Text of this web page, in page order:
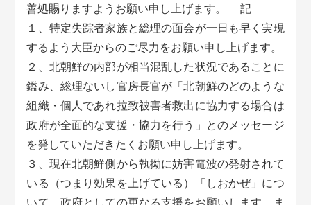
善処賜りますようお願い申し上げます。 記
１、特定失踪者家族と総理の面会が一日も早く実現
するよう大臣からのご尽力をお願い申し上げます。
２、北朝鮮の内部が相当混乱した状況であることに
鑑み、総理ないし官房長官が「北朝鮮のどのような
組織・個人であれ拉致被害者救出に協力する場合は
政府が全面的な支援・協力を行う」とのメッセージ
を発していただきたくお願い申し上げます。
３、現在北朝鮮側から執拗に妨害電波の発射されて
いる（つまり効果を上げている）「しおかぜ」につ